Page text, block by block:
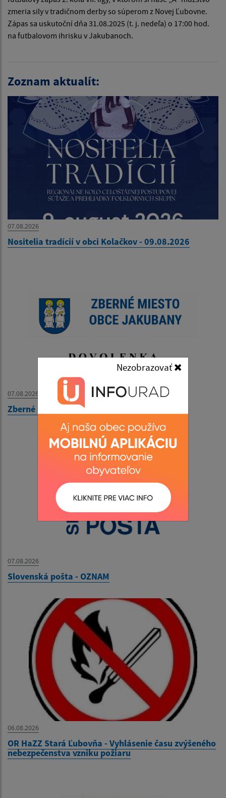
Nezobrazovať
zmeria sily v tradičnom derby so súperom z Novej Ľubovne.
Zápas sa uskutoční dňa 31.08.2025 (t. j. nedeľa) o 17:00 hod.
na futbalovom ihrisku v Jakubanoch.
Zoznam aktualít:
07.08.2026
Nositelia tradícií v obci Kolačkov - 09.08.2026
07.08.2026
Zberné miesto - OZNAM
07.08.2026
Slovenská pošta - OZNAM
06.08.2026
OR HaZZ Stará Ľubovňa - Vyhlásenie času zvýšeného
nebezpečenstva vzniku požiaru